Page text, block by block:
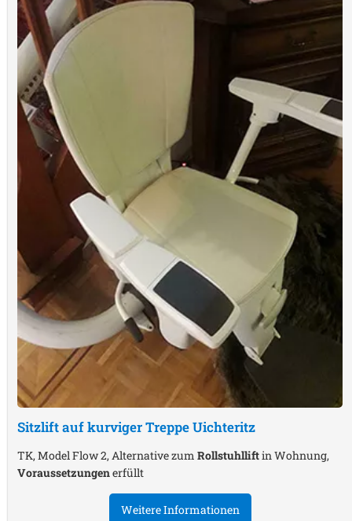
Sitzlift auf kurviger TreppeUichteritz
TK, Model Flow 2, Alternative zum Rollstuhlliftin Wohnung,
Voraussetzungenerfüllt
Weitere Informationen